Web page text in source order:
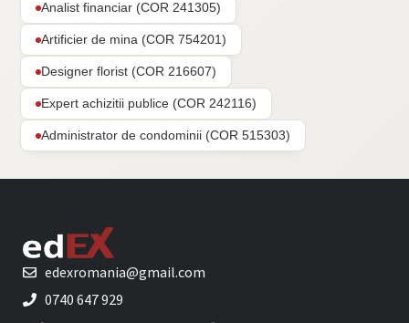
Analist financiar (COR 241305)
Artificier de mina (COR 754201)
Designer florist (COR 216607)
Expert achizitii publice (COR 242116)
Administrator de condominii (COR 515303)
edexromania@gmail.com
0740 647 929